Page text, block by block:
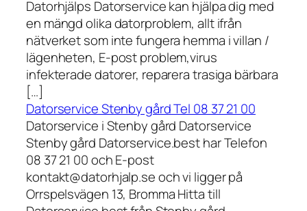
Datorhjälps Datorservice kan hjälpa dig med
en mängd olika datorproblem, allt ifrån
nätverket som inte fungera hemma i villan /
lägenheten, E-post problem,virus
infekterade datorer, reparera trasiga bärbara
[…]
Datorservice Stenby gård Tel 08 37 21 00
Datorservice i Stenby gård Datorservice
Stenby gård Datorservice.best har Telefon
08 37 21 00 och E-post
kontakt@datorhjalp.se och vi ligger på
Orrspelsvägen 13, Bromma Hitta till